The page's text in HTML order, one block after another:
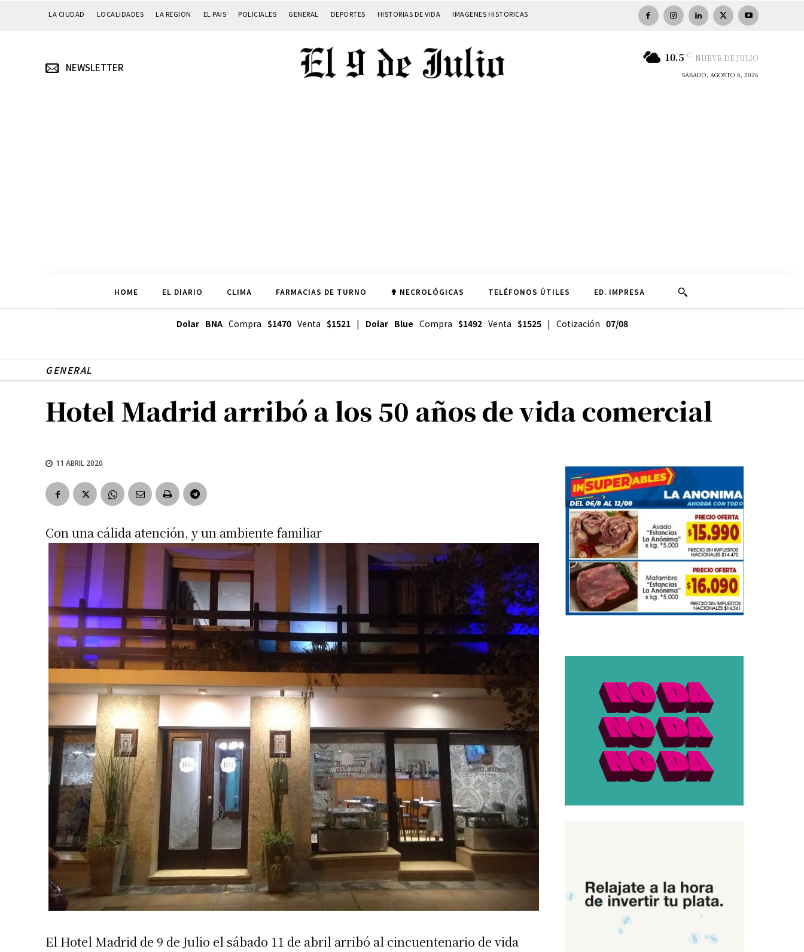
LA CIUDAD LOCALIDADES LA REGION EL PAIS POLICIALES GENERAL DEPORTES HISTORIAS DE VIDA IMAGENES HISTORICAS
NEWSLETTER
10.5 C NUEVE DE JULIO
SÁBADO, AGOSTO 8, 2026
HOME EL DIARIO CLIMA FARMACIAS DE TURNO ✟ NECROLÓGICAS TELÉFONOS ÚTILES ED. IMPRESA
Dolar BNACompra $1470Venta $1521| Dolar Blue Compra $1492Venta $1525| Cotización 07/08
GENERAL
Hotel Madrid arribó a los 50 años de vida comercial
11 ABRIL 2020
Con una cálida atención, y un ambiente familiar
El Hotel Madrid de 9 de Julio el sábado 11 de abril arribó al cincuentenario de vida